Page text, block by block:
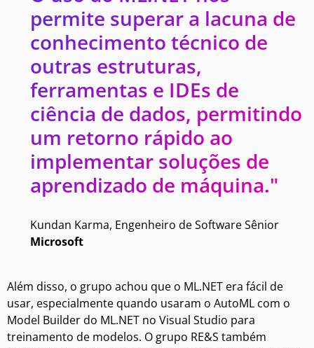
permite superar a lacuna de
conhecimento técnico de
outras estruturas,
ferramentas e IDEs de
ciência de dados, permitindo
um retorno rápido ao
implementar soluções de
aprendizado de máquina."
Kundan Karma, Engenheiro de Software Sênior
Microsoft
Além disso, o grupo achou que o ML.NET era fácil de
usar, especialmente quando usaram o AutoML com o
Model Builder do ML.NET no Visual Studio para
treinamento de modelos. O grupo RE&S também